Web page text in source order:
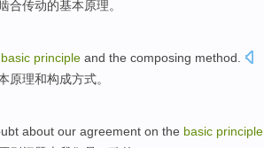
合传动的基本原理。
basic principle and the composing method
原理和构成方式。
about our agreement on the basic principle